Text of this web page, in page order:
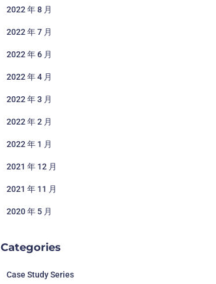
2022 年 8 月
2022 年 7 月
2022 年 6 月
2022 年 4 月
2022 年 3 月
2022 年 2 月
2022 年 1 月
2021 年 12 月
2021 年 11 月
2020 年 5 月
Categories
Case Study Series